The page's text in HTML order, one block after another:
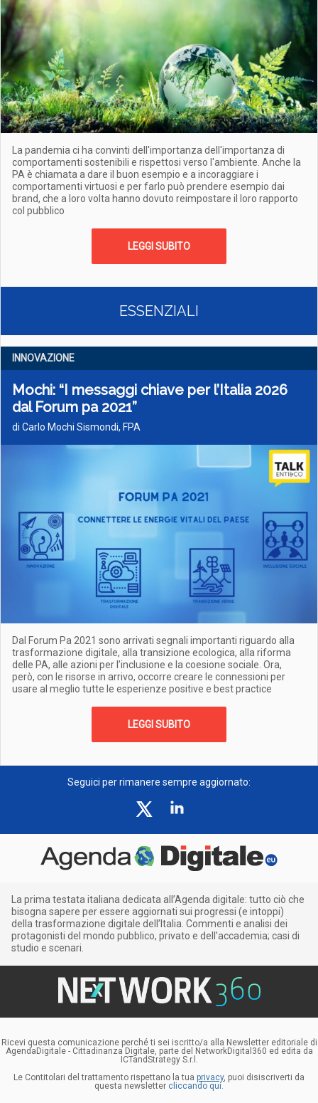
La pandemia ci ha convinti dell'importanza dell'importanza di
comportamenti sostenibili e rispettosi verso l'ambiente. Anche la
PA è chiamata a dare il buon esempio e a incoraggiare i
comportamenti virtuosi e per farlo può prendere esempio dai
brand, che a loro volta hanno dovuto reimpostare il loro rapporto
col pubblico
LEGGI SUBITO
ESSENZIALI
INNOVAZIONE
Mochi: “I messaggi chiave per l’Italia 2026
dal Forum pa 2021”
di Carlo Mochi Sismondi, FPA
Dal Forum Pa 2021 sono arrivati segnali importanti riguardo alla
trasformazione digitale, alla transizione ecologica, alla riforma
delle PA, alle azioni per l’inclusione e la coesione sociale. Ora,
però, con le risorse in arrivo, occorre creare le connessioni per
usare al meglio tutte le esperienze positive e best practice
LEGGI SUBITO
Seguici per rimanere sempre aggiornato:
La prima testata italiana dedicata all’Agenda digitale: tutto ciò che
bisogna sapere per essere aggiornati sui progressi (e intoppi)
della trasformazione digitale dell’Italia. Commenti e analisi dei
protagonisti del mondo pubblico, privato e dell’accademia; casi di
studio e scenari.
Ricevi questa comunicazione perché ti sei iscritto/a alla Newsletter editoriale di
AgendaDigitale - Cittadinanza Digitale, parte del NetworkDigital360 ed edita da
ICTandStrategy S.r.l.
Le Contitolari del trattamento rispettano la tua privacy, puoi disiscriverti da
questa newsletter cliccando qui.